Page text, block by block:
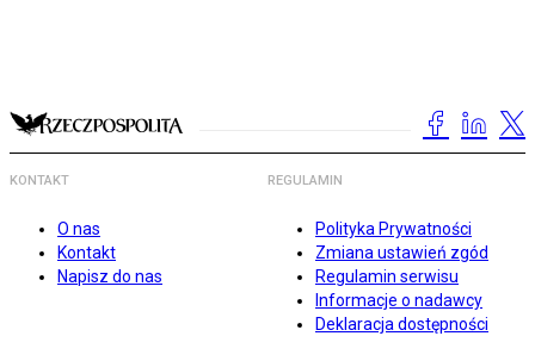
KONTAKT
O nas
Kontakt
Napisz do nas
REGULAMIN
Polityka Prywatności
Zmiana ustawień zgód
Regulamin serwisu
Informacje o nadawcy
Deklaracja dostępności